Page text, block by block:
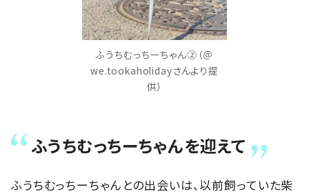
ふうちむっちーちゃん②（＠
we.tookaholidayさんより提
供）
ふうちむっちーちゃんを迎えて
ふうちむっちーちゃんとの出会いは、以前飼っていた柴